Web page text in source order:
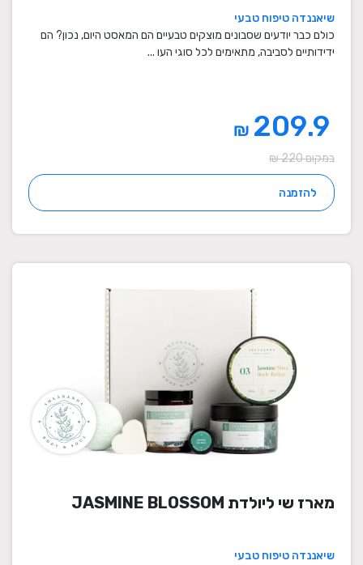
שיאננדה טיפוח טבעי
כולם כבר יודעים שסבונים מוצקים טבעיים הם המאסט היום, נכון? הם
ידידותיים לסביבה, מתאימים לכל סוגי העו ...
209.9
₪
במקום 220 ₪
להזמנה
מארז שי ליולדת JASMINE BLOSSOM
שיאננדה טיפוח טבעי